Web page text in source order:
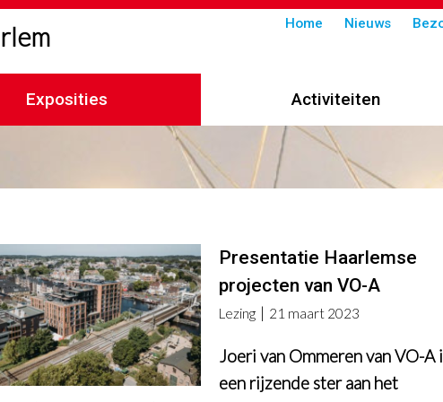
Submenu
header
Home Nieuws
Exposities Activiteiten
Presentatie Haarlemse
projecten van VO-A
Lezing 21 maart 2023
Joeri van Ommeren van VO-A
een rijzende ster aan het